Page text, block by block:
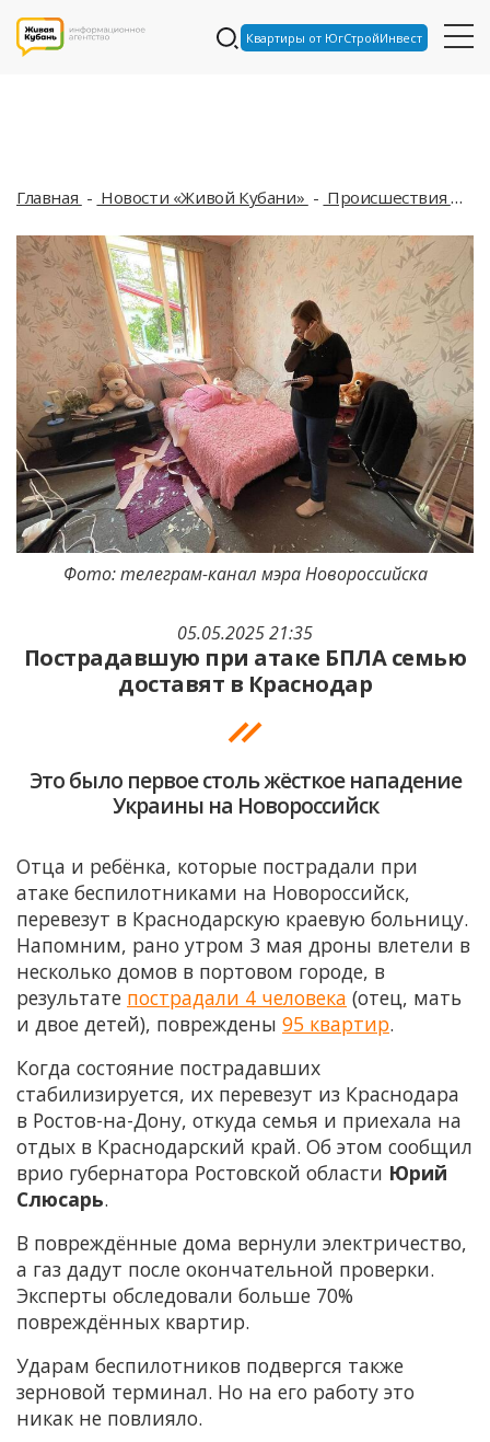
Квартиры от ЮгСтройИнвест
Главная Новости «Живой Кубани» Происшествия
05.05.2025 21:35
Пострадавшую при атаке БПЛА семью
доставят в Краснодар
Это было первое столь жёсткое нападение
Украины на Новороссийск
Фото: телеграм-канал мэра Новороссийска
Отца и ребёнка, которые пострадали при
атаке беспилотниками на Новороссийск,
перевезут в Краснодарскую краевую больницу.
Напомним, рано утром 3 мая дроны влетели в
несколько домов в портовом городе, в
результате пострадали 4 человека (отец, мать
и двое детей), повреждены 95 квартир.
Когда состояние пострадавших
стабилизируется, их перевезут из Краснодара
в Ростов-на-Дону, откуда семья и приехала на
отдых в Краснодарский край. Об этом сообщил
врио губернатора Ростовской области Юрий
Слюсарь.
В повреждённые дома вернули электричество,
а газ дадут после окончательной проверки.
Эксперты обследовали больше 70%
повреждённых квартир.
Ударам беспилотников подвергся также
зерновой терминал. Но на его работу это
никак не повлияло.